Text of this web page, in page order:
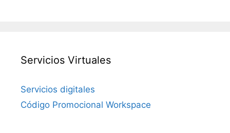
Servicios Virtuales
Servicios digitales
Código Promocional Workspace